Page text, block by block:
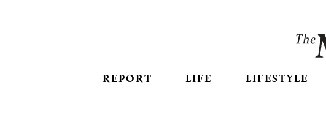
REPORT LIFE LIFESTYLE